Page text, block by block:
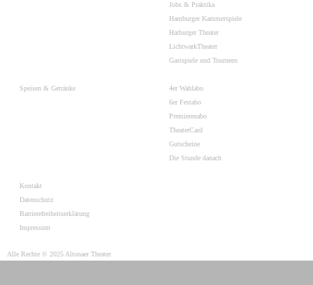
Jobs & Praktika
Hamburger Kammerspiele
Harburger Theater
LichtwarkTheater
Gastspiele und Tourneen
Speisen & Getränke
4er Wahlabo
6er Festabo
Premierenabo
TheaterCard
Gutscheine
Die Stunde danach
Kontakt
Datenschutz
Barrierefreiheitserklärung
Impressum
Alle Rechte © 2025 Altonaer Theater